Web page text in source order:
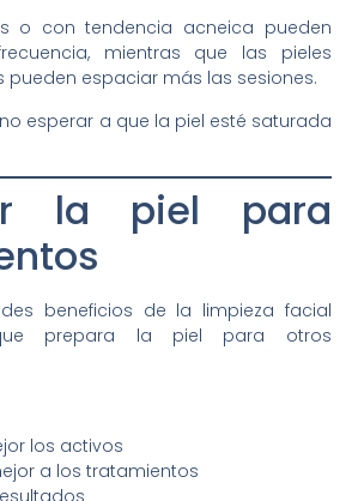
o con tendencia acneica pueden
mientras que las pieles
pueden espaciar más las sesiones.
esperar a que la piel esté saturada
la piel para
beneficios de la limpieza facial
prepara la piel para otros
los activos
a los tratamientos